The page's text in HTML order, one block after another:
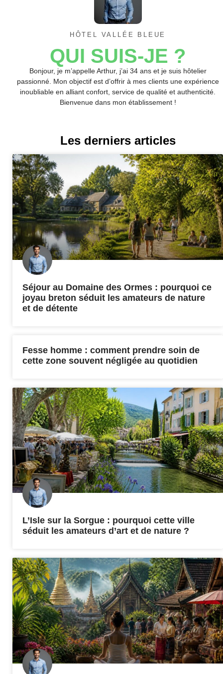
HÔTEL VALLÉE BLEUE
QUI SUIS-JE ?
Bonjour, je m’appelle Arthur, j’ai 34 ans et je suis hôtelier
passionné. Mon objectif est d’offrir à mes clients une expérience
inoubliable en alliant confort, service de qualité et authenticité.
Bienvenue dans mon établissement !
Les derniers articles
Séjour au Domaine des Ormes : pourquoi ce
joyau breton séduit les amateurs de nature
et de détente
Fesse homme : comment prendre soin de
cette zone souvent négligée au quotidien
L’Isle sur la Sorgue : pourquoi cette ville
séduit les amateurs d’art et de nature ?